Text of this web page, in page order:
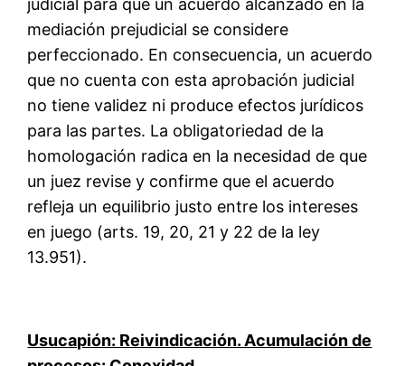
judicial para que un acuerdo alcanzado en la
mediación prejudicial se considere
perfeccionado. En consecuencia, un acuerdo
que no cuenta con esta aprobación judicial
no tiene validez ni produce efectos jurídicos
para las partes. La obligatoriedad de la
homologación radica en la necesidad de que
un juez revise y confirme que el acuerdo
refleja un equilibrio justo entre los intereses
en juego (arts. 19, 20, 21 y 22 de la ley
13.951).
Usucapión: Reivindicación. Acumulación de